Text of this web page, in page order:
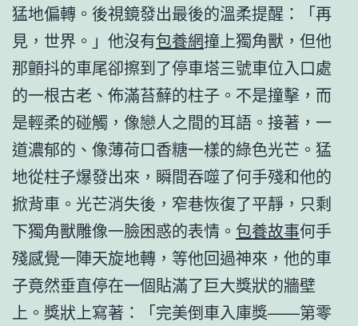
猛地偏轉。後視鏡發出最後的溫柔提醒：「再
見，世界。」他沒有包養網撞上獨角獸，但他
那顫抖的車尾卻擦到了停車塔三號車位入口處
的一根古老、佈滿苔蘚的柱子。不是撞擊，而
是輕柔的碰觸，像戀人之間的耳語。接著，一
道濃郁的、像薄荷口香糖一樣的綠色光芒。猛
地從柱子爆發出來，瞬間吞噬了何手殘和他的
掀背車。光芒消失後，窄巷恢復了平靜，只剩
下獨角獸雕像一臉困惑的表情。 包養故事何手
殘感覺一陣天旋地轉，等他回過神來，他的車
子竟然垂直停在一個貼滿了巨大獎狀的牆壁
上。獎狀上寫著：「完美倒車入庫獎——第零